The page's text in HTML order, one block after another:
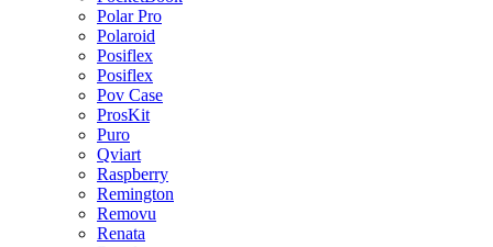
Polar Pro
Polaroid
Posiflex
Posiflex
Pov Case
ProsKit
Puro
Qviart
Raspberry
Remington
Removu
Renata